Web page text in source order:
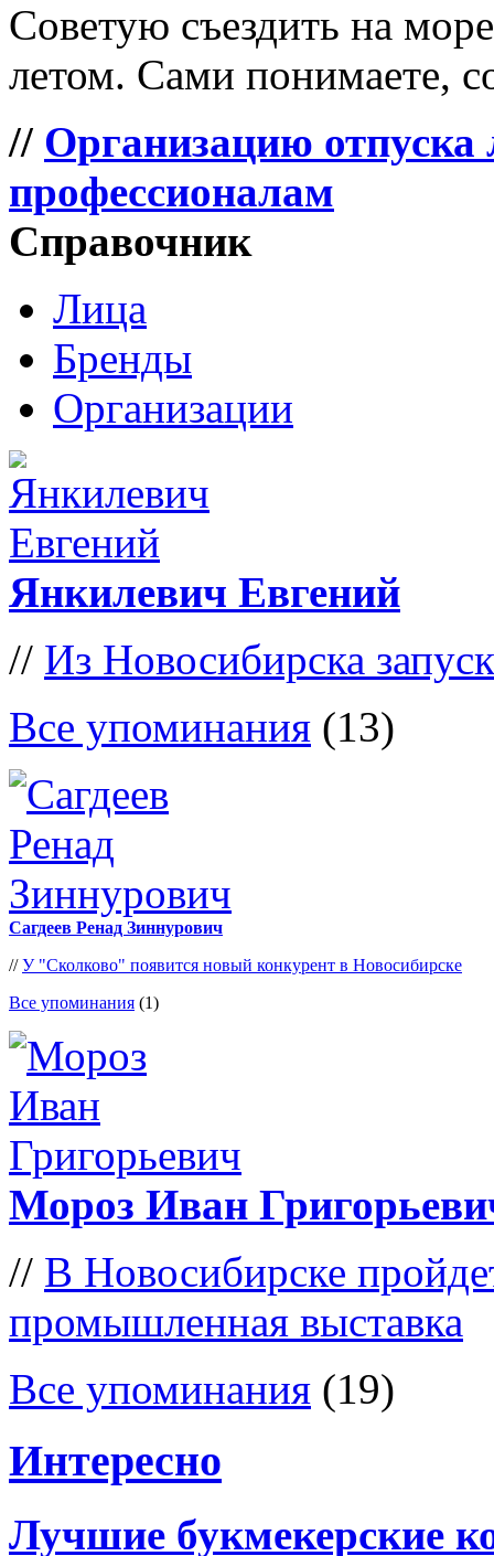
Советую съездить на
летом. Сами понимаете,
// Организацию отпуска
профессионалам
Справочник
Лица
Бренды
Организации
Янкилевич Евгений
// Из Новосибирска
Все упоминания (13)
Сагдеев Ренад Зиннурович
//У "Сколково" появится новый конкурент в Новосибирске
Все упоминания (1)
Мороз Иван
// В Новосибирске
промышленная выставка
Все упоминания (19)
Интересно
Лучшие букмекерские